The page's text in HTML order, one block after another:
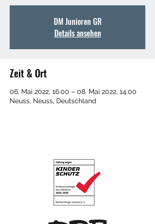
DM Junioren GR
Details ansehen
Zeit & Ort
06. Mai 2022, 16:00 – 08. Mai 2022, 14:00
Neuss, Neuss, Deutschland